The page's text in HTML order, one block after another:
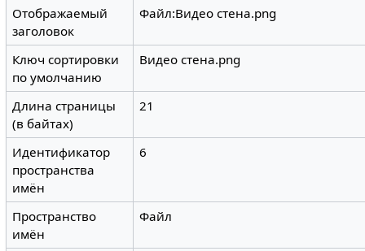
Отображаемый
заголовок
Файл:Видео стена.png
Ключ сортировки
по умолчанию
Видео стена.png
Длина страницы
(в байтах)
21
Идентификатор
пространства
имён
6
Пространство
имён
Файл